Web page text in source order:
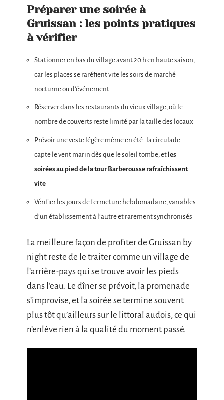
Préparer une soirée à
Gruissan : les points pratiques
à vérifier
Stationner en bas du village avant 20 h en haute saison,
car les places se raréfient vite les soirs de marché
nocturne ou d’événement
Réserver dans les restaurants du vieux village, où le
nombre de couverts reste limité par la taille des locaux
Prévoir une veste légère même en été : la circulade
capte le vent marin dès que le soleil tombe, et les
soirées au pied de la tour Barberousse rafraîchissent
vite
Vérifier les jours de fermeture hebdomadaire, variables
d’un établissement à l’autre et rarement synchronisés
La meilleure façon de profiter de Gruissan by
night reste de le traiter comme un village de
l’arrière-pays qui se trouve avoir les pieds
dans l’eau. Le dîner se prévoit, la promenade
s’improvise, et la soirée se termine souvent
plus tôt qu’ailleurs sur le littoral audois, ce qui
n’enlève rien à la qualité du moment passé.